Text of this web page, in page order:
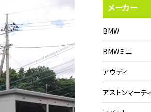
メーカー
BMW
BMWミニ
アウディ
アストンマーテ